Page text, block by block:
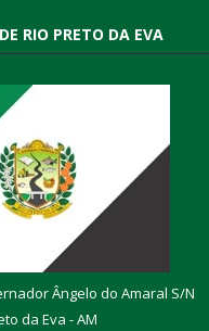
RIO PRETO DA EVA
Ângelo do Amaral S/N
da Eva - AM